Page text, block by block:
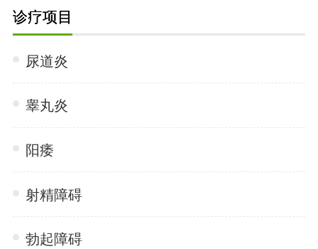
诊疗项目
尿道炎
睾丸炎
阳痿
射精障碍
勃起障碍